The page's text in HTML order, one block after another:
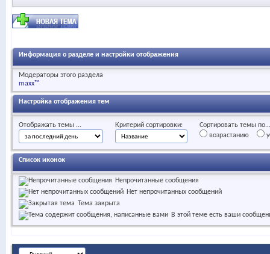
Информация о разделе и настройки отображения
Модераторы этого раздела
maxx™
Настройка отображения тем
Отображать темы ... Критерий сортировки:
Сортировать темы по...
возрастанию
Список иконок
Непрочитанные сообщения
Нет непрочитанных сообщений
Тема закрыта
В этой теме есть ваши